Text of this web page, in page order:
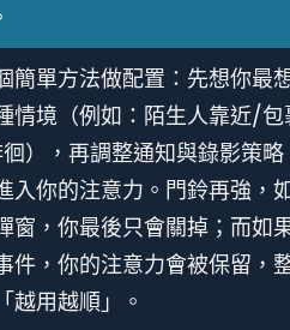
簡單方法做配置：先想你最
情境（例如：陌生人靠近/包
），再調整通知與錄影策略
入你的注意力。門鈴再強，
窗，你最後只會關掉；而如
件，你的注意力會被保留，
越用越順」。